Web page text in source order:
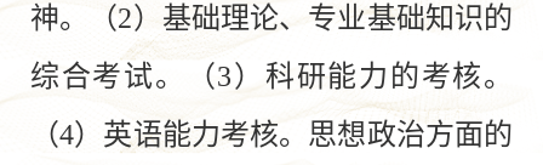
神。（2）基础理论、专业基础知识的
综合考试。（3）科研能力的考核。
（4）英语能力考核。思想政治方面的